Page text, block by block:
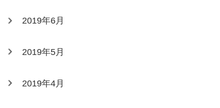
2019年6月
2019年5月
2019年4月